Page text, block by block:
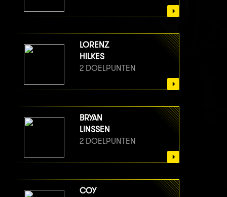
LORENZ
HILKES
2 DOELPUNTEN
BRYAN
LINSSEN
2 DOELPUNTEN
COY